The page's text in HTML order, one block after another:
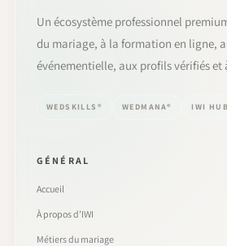
Un écosystème professionnel
du mariage, à la formation en ligne,
événementielle, aux profils vérifiés
WEDSKILLS® WEDMANA® IWI HUB
GÉNÉRAL
Accueil
À propos d’IWI
Métiers du mariage